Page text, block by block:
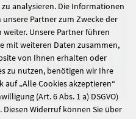
analysieren. Die Informationen
Partner zum Zwecke der
Unsere Partner führen
mit weiteren Daten zusammen,
von Ihnen erhalten oder
zu nutzen, benötigen wir Ihre
auf „Alle Cookies akzeptieren“
(Art. 6 Abs. 1 a) DSGVO)
Widerruf können Sie über